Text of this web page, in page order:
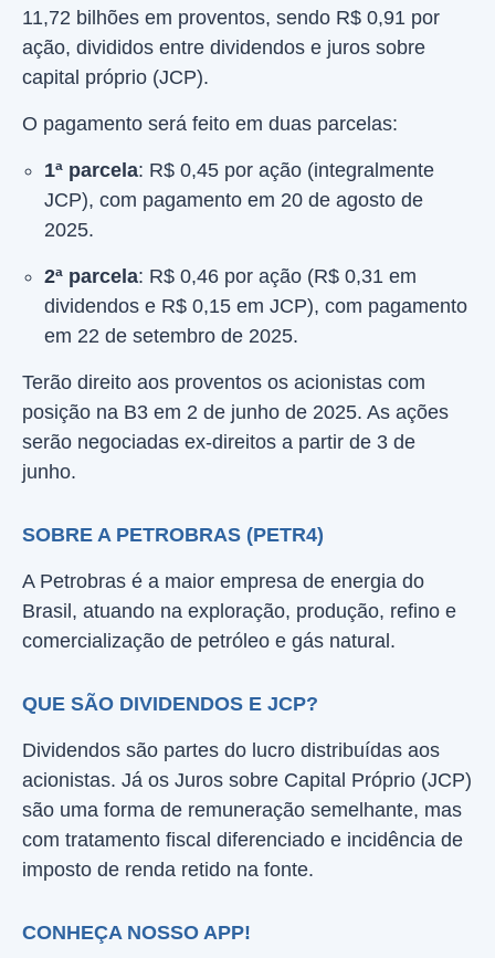
11,72 bilhões em proventos, sendo R$ 0,91 por
ação, divididos entre dividendos e juros sobre
capital próprio (JCP).
O pagamento será feito em duas parcelas:
1ª parcela: R$ 0,45 por ação (integralmente
JCP), com pagamento em 20 de agosto de
2025.
2ª parcela: R$ 0,46 por ação (R$ 0,31 em
dividendos e R$ 0,15 em JCP), com pagamento
em 22 de setembro de 2025.
Terão direito aos proventos os acionistas com
posição na B3 em 2 de junho de 2025. As ações
serão negociadas ex-direitos a partir de 3 de
junho.
SOBRE A PETROBRAS (PETR4)
A Petrobras é a maior empresa de energia do
Brasil, atuando na exploração, produção, refino e
comercialização de petróleo e gás natural.
QUE SÃO DIVIDENDOS E JCP?
Dividendos são partes do lucro distribuídas aos
acionistas. Já os Juros sobre Capital Próprio (JCP)
são uma forma de remuneração semelhante, mas
com tratamento fiscal diferenciado e incidência de
imposto de renda retido na fonte.
CONHEÇA NOSSO APP!